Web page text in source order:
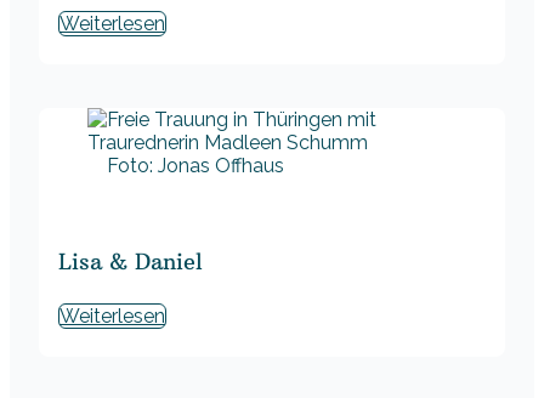
Weiterlesen
Foto: Jonas Offhaus
Lisa & Daniel
Weiterlesen